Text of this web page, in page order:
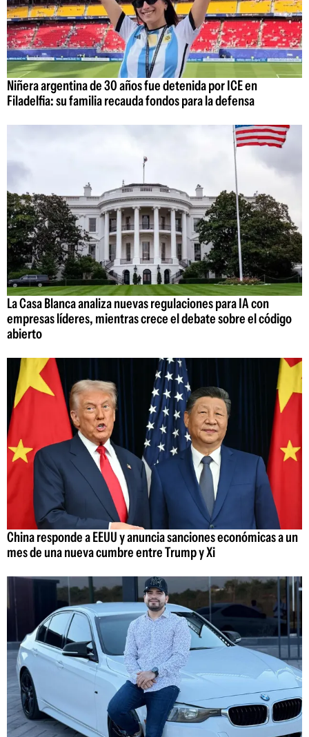
Niñera argentina de 30 años fue detenida por ICE en
Filadelfia: su familia recauda fondos para la defensa
La Casa Blanca analiza nuevas regulaciones para IA con
empresas líderes, mientras crece el debate sobre el código
abierto
China responde a EEUU y anuncia sanciones económicas a un
mes de una nueva cumbre entre Trump y Xi